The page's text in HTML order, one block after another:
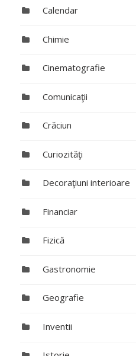
Calendar
Chimie
Cinematografie
Comunicaţii
Crăciun
Curiozităţi
Decoraţiuni interioare
Financiar
Fizică
Gastronomie
Geografie
Inventii